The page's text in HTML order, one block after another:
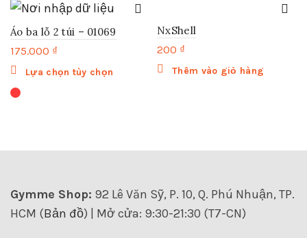
Áo ba lỗ 2 túi – 01069
175.000 ₫
Lựa chọn tùy chọn
tùy
chọn
có
NxShell
200 ₫
Thêm vào giỏ hàng
Gymme Shop: 92 Lê Văn Sỹ, P. 10, Q. Phú Nhuận, TP.
HCM (Bản đồ) | Mở cửa: 9:30-21:30 (T7-CN)